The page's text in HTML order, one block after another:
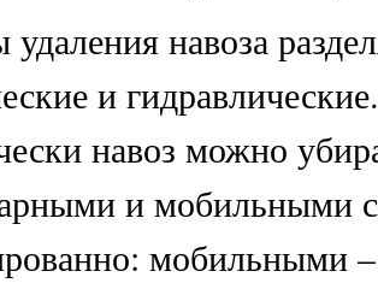
навоза
и гидравлические.
навоз можно
и мобильными
мобильными